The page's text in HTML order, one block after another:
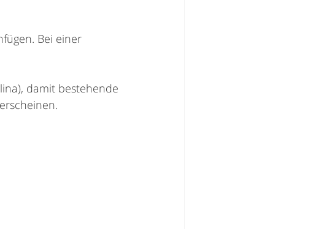
Bei einer
damit bestehende